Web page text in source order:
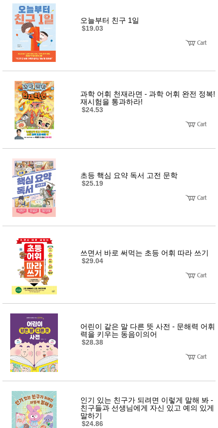
오늘부터 친구 1일
$19.03
과학 어휘 천재라면 - 과학 어휘 완전 정복!
재시험을 통과하라!
$24.53
초등 핵심 요약 독서 고전 문학
$25.19
쓰면서 바로 써먹는 초등 어휘 따라 쓰기
$29.04
어린이 같은 말 다른 뜻 사전 - 문해력 어휘
력을 키우는 동음이의어
$28.38
인기 있는 친구가 되려면 이렇게 말해 봐 -
친구들과 선생님에게 자신 있고 예의 있게
말하기
$24.86